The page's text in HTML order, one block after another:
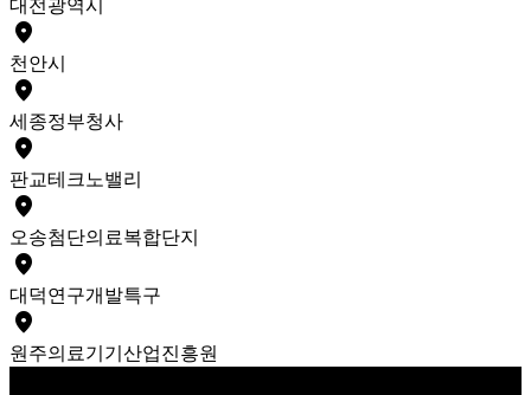
대전광역시
place
천안시
place
세종정부청사
place
판교테크노밸리
place
오송첨단의료복합단지
place
대덕연구개발특구
place
원주의료기기산업진흥원